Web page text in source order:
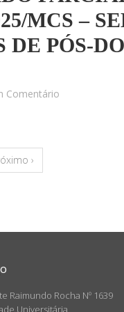
MCS –
DE PÓS-
Comentário
›
Raimundo Rocha Nº 1639
Universitária